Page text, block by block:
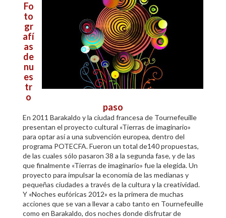
Fo
to
gr
afí
as
de
nu
es
tr
o
paso
En 2011 Barakaldo y la ciudad francesa de Tournefeuille
presentan el proyecto cultural «Tierras de imaginario»
para optar así a una subvención europea, dentro del
programa POTECFA. Fueron un total de140 propuestas,
de las cuales sólo pasaron 38 a la segunda fase, y de las
que finalmente «Tierras de imaginario» fue la elegida. Un
proyecto para impulsar la economía de las medianas y
pequeñas ciudades a través de la cultura y la creatividad.
Y «Noches eufóricas 2012» es la primera de muchas
acciones que se van a llevar a cabo tanto en Tournefeuille
como en Barakaldo, dos noches donde disfrutar de